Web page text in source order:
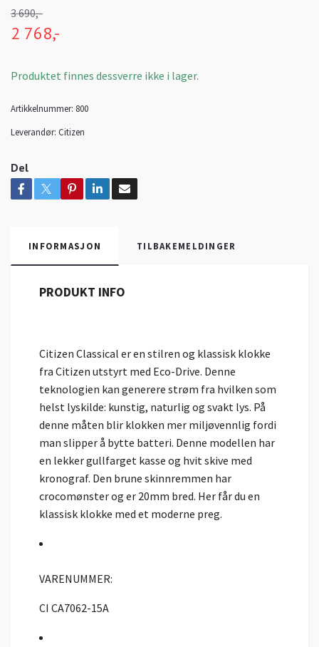
3 690,-
2 768,-
Produktet finnes dessverre ikke i lager.
Artikkelnummer: 800
Leverandør: Citizen
Del
INFORMASJON TILBAKEMELDINGER
PRODUKT INFO
Citizen Classical er en stilren og klassisk klokke
fra Citizen utstyrt med Eco-Drive. Denne
teknologien kan generere strøm fra hvilken som
helst lyskilde: kunstig, naturlig og svakt lys. På
denne måten blir klokken mer miljøvennlig fordi
man slipper å bytte batteri. Denne modellen har
en lekker gullfarget kasse og hvit skive med
kronograf. Den brune skinnremmen har
crocomønster og er 20mm bred. Her får du en
klassisk klokke med et moderne preg.
VARENUMMER:
CI CA7062-15A